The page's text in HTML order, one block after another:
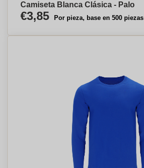
Camiseta Blanca Clásica - Palo
€3,85 Por pieza, base en 500 piezas